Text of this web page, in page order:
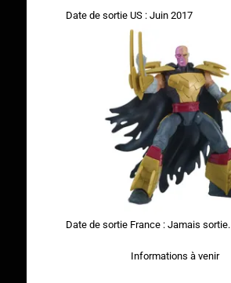
Date de sortie US : Juin 2017
Date de sortie France : Jamais sortie.
Informations à venir